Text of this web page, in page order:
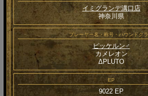
イミグランデ溝口店
神奈川県
プレーヤー名・称号・ハウンドク
ピッケルン♂
カメレオン
ΔPLUTO
EP
9022 EP